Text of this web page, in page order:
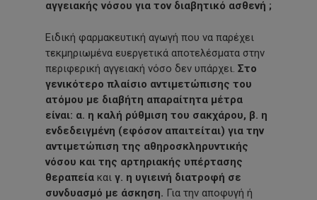
αγγειακής νόσου για τον διαβητικό ασθενή ;
Ειδική φαρμακευτική αγωγή που να παρέχει
τεκμηριωμένα ευεργετικά αποτελέσματα στην
περιφερική αγγειακή νόσο δεν υπάρχει. Στο
γενικότερο πλαίσιο αντιμετώπισης του
ατόμου με διαβήτη απαραίτητα μέτρα
είναι: α. η καλή ρύθμιση του σακχάρου, β. η
ενδεδειγμένη (εφόσον απαιτείται) για την
αντιμετώπιση της αθηροσκληρυντικής
νόσου και της αρτηριακής υπέρτασης
θεραπεία και γ. η υγιεινή διατροφή σε
συνδυασμό με άσκηση. Για την αποφυγή ή